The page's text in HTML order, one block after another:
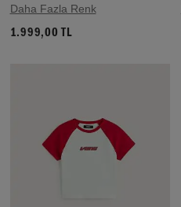
Daha Fazla Renk
1.999,00 TL